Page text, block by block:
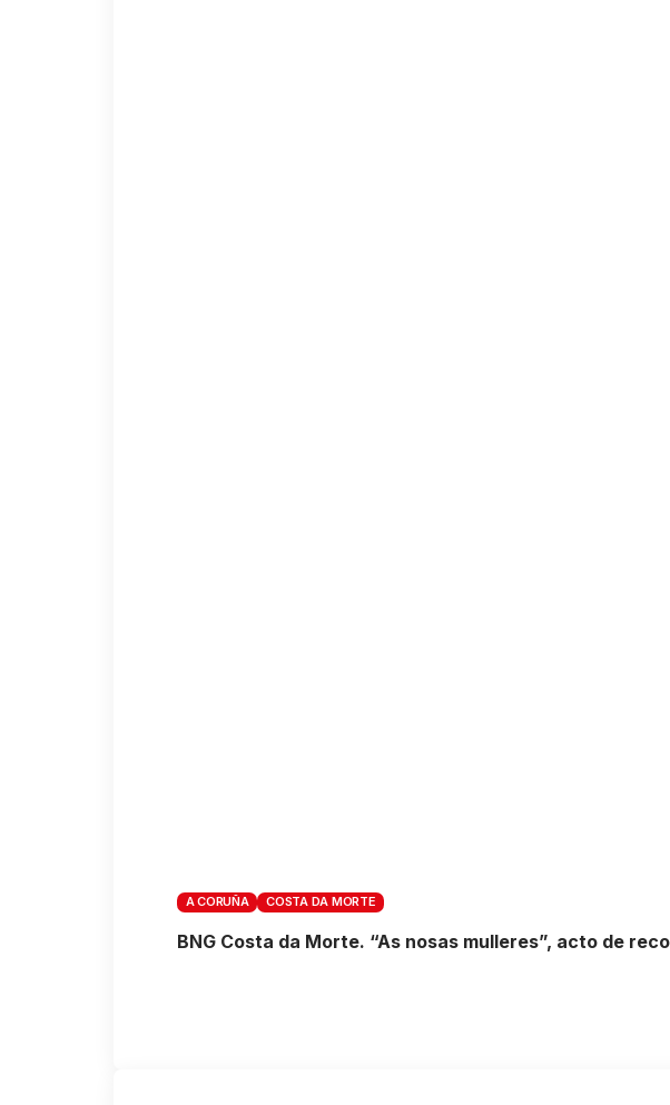
A CORUÑA COSTA DA MORTE
BNG Costa da Morte. “As nosas mulleres”, acto de